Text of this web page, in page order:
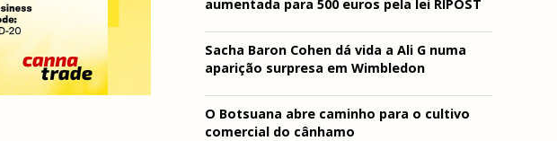
aumentada para 500 euros pela lei RIPOST
Sacha Baron Cohen dá vida a Ali G numa
aparição surpresa em Wimbledon
O Botsuana abre caminho para o cultivo
comercial do cânhamo